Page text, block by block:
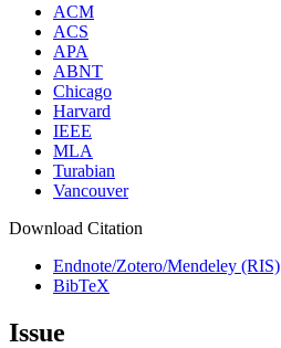
ACM
ACS
APA
ABNT
Chicago
Harvard
IEEE
MLA
Turabian
Vancouver
Download Citation
Endnote/Zotero/Mendeley (RIS)
BibTeX
Issue